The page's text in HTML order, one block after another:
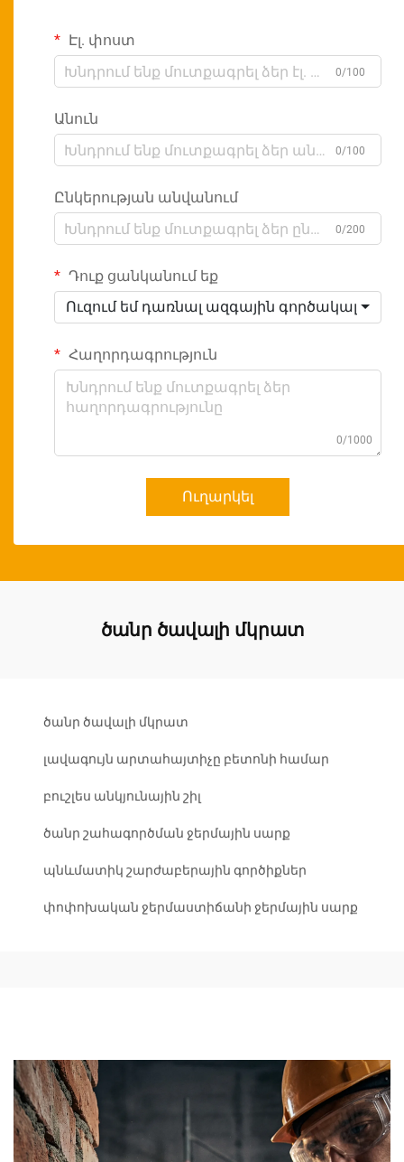
Էլ. փոստ
0/100
Անուն
0/100
Ընկերության անվանում
0/200
Դուք ցանկանում եք
Ուզում եմ դառնալ ազգային գործակալ
Հաղորդագրություն
0/1000
Ուղարկել
ծանր ծավալի մկրատ
ծանր ծավալի մկրատ
լավագույն արտահայտիչը բետոնի համար
բուշլես անկյունային շիլ
ծանր շահագործման ջերմային սարք
պնևմատիկ շարժաբերային գործիքներ
փոփոխական ջերմաստիճանի ջերմային սարք